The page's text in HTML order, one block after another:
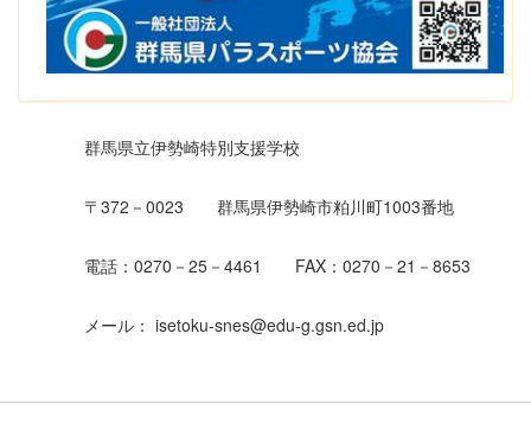
群馬県立伊勢崎特別支援学校
〒372－0023 群馬県伊勢崎市粕川町1003番地
電話：0270－25－4461 FAX：0270－21－8653
メール： isetoku-snes@edu-g.gsn.ed.jp